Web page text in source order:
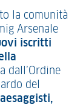
la comunità
Arsenale
iscritti
dall’Ordine
del